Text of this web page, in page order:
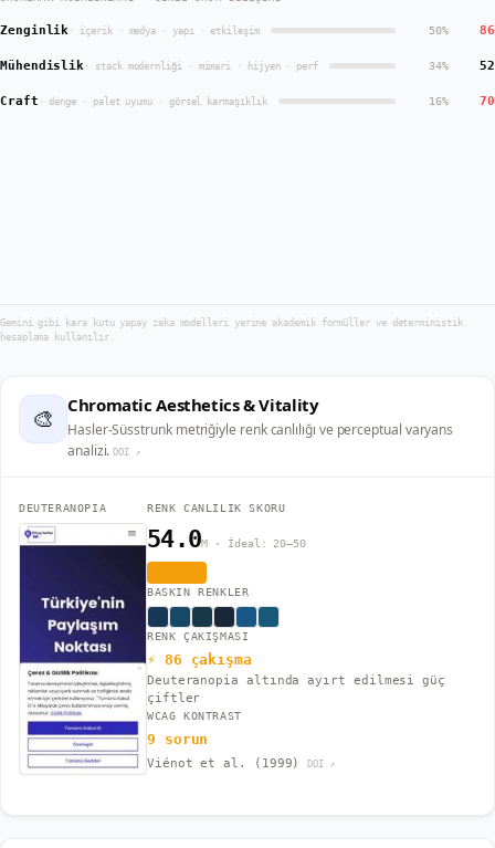
Zenginlik · içerik · medya · yapı · etkileşim 50% 86
Mühendislik · stack modernliği · mimari · hijyen · perf 34% 52
Craft ·denge · palet uyumu · görsel karmaşıklık 16% 70
Gemini gibi kara kutu yapay zeka modelleri yerine akademik formüller ve deterministik
hesaplama kullanılır.
🎨 Chromatic Aesthetics & Vitality
Hasler-Süsstrunk metriğiyle renk canlılığı ve perceptual varyans
analizi. DOI ↗
DEUTERANOPIA RENK CANLILIK SKORU
54.0M · İdeal: 20–50
BASKIN RENKLER
RENK ÇAKIŞMASI
⚡ 86 çakışma
Deuteranopia altında ayırt edilmesi güç
çiftler
WCAG KONTRAST
9 sorun
Viénot et al. (1999) DOI ↗